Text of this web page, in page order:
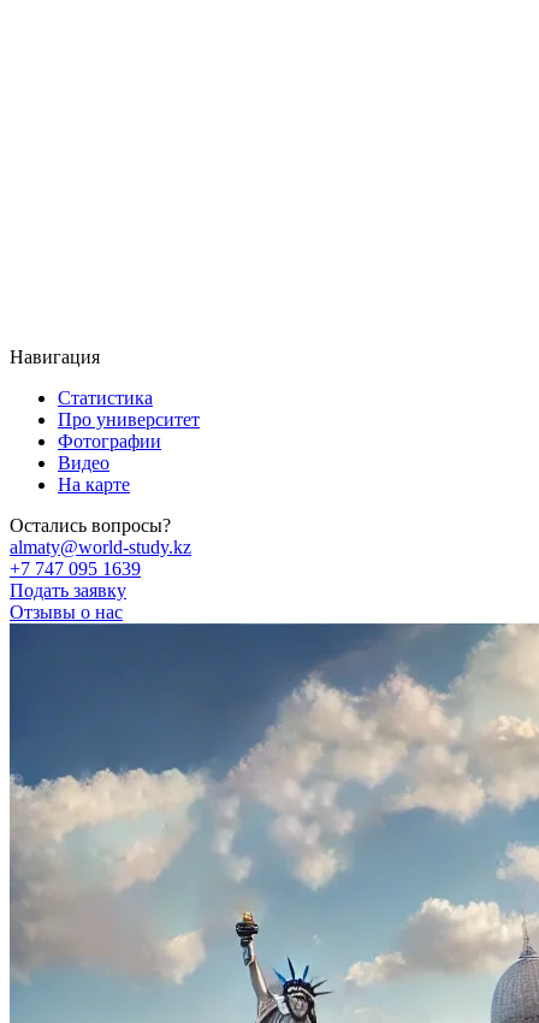
Навигация
Статистика
Про университет
Фотографии
Видео
На карте
Остались вопросы?
almaty@world-study.kz
+7 747 095 1639
Подать заявку
Отзывы о нас